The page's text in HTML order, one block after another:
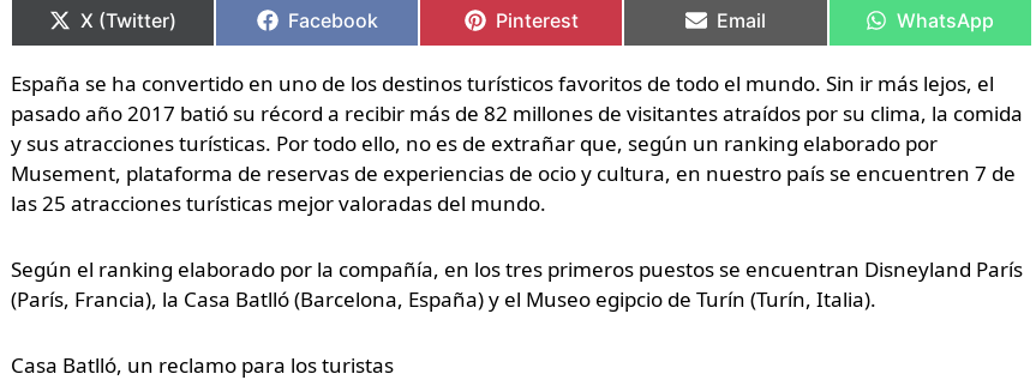
X (Twitter)
Facebook
Pinterest
Email
WhatsApp
España se ha convertido en uno de los destinos turísticos favoritos de todo el mundo. Sin ir más lejos, el
pasado año 2017 batió su récord a recibir más de 82 millones de visitantes atraídos por su clima, la comida
y sus atracciones turísticas. Por todo ello, no es de extrañar que, según un ranking elaborado por
Musement, plataforma de reservas de experiencias de ocio y cultura, en nuestro país se encuentren 7 de
las 25 atracciones turísticas mejor valoradas del mundo.
Según el ranking elaborado por la compañía, en los tres primeros puestos se encuentran Disneyland París
(París, Francia), la Casa Batlló (Barcelona, España) y el Museo egipcio de Turín (Turín, Italia).
Casa Batlló, un reclamo para los turistas